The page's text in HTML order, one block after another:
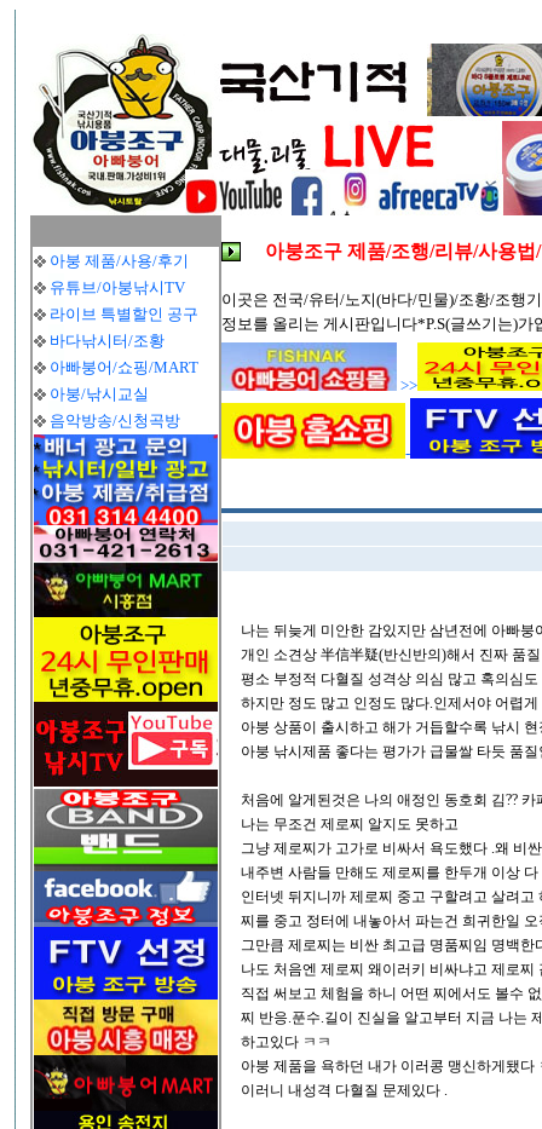
아붕 제품/사용/후기
유튜브/아붕낚시TV
라이브 특별할인 공구
바다낚시터/조황
아빠붕어/쇼핑/MART
아붕/낚시교실
음악방송/신청곡방
아붕조구 제품/조행/리뷰/사용법
이곳은 전국/유터/노지(바다/민물)/조황/조행
정보를 올리는 게시판입니다*P.S(글쓰기는)가
>>
-
나는 뒤늦게 미안한 감있지만 삼년전에 아빠붕
개인 소견상 半信半疑(반신반의)해서 진짜 품
평소 부정적 다혈질 성격상 의심 많고 혹의심
하지만 정도 많고 인정도 많다.인제서야 어렵
아붕 상품이 출시하고 해가 거듭할수록 낚시
아붕 낚시제품 좋다는 평가가 급물쌀 타듯 품
처음에 알게된것은 나의 애정인 동호회 김??
나는 무조건 제로찌 알지도 못하고
그냥 제로찌가 고가로 비싸서 욕도했다 .왜 비
내주변 사람들 만해도 제로찌를 한두개 이상
인터넷 뒤지니까 제로찌 중고 구할려고 살려고
찌를 중고 정터에 내놓아서 파는건 희귀한일
그만큼 제로찌는 비싼 최고급 명품찌임 명백한
나도 처음엔 제로찌 왜이러키 비싸냐고 제로찌
직접 써보고 체험을 하니 어떤 찌에서도 볼수
찌 반응.푼수.길이 진실을 알고부터 지금 나는
하고있다 ㅋㅋ
아붕 제품을 욕하던 내가 이러콩 맹신하게됐다
이러니 내성격 다혈질 문제있다 .